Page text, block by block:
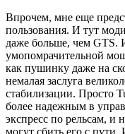
Впрочем, мне еще
пользования. И тут
даже больше, чем GTS.
умопомрачительной
как пушинку даже на
немалая заслуга
стабилизации. Просто
более надежным в
экспресс по рельсам, и
могут сбить его с пути.